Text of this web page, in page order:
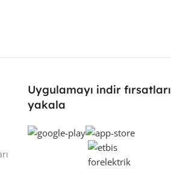
Uygulamayı indir fırsatları
yakala